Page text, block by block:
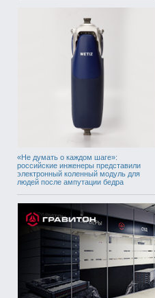
«Не думать о каждом шаге»:
российские инженеры представили
электронный коленный модуль для
людей после ампутации бедра